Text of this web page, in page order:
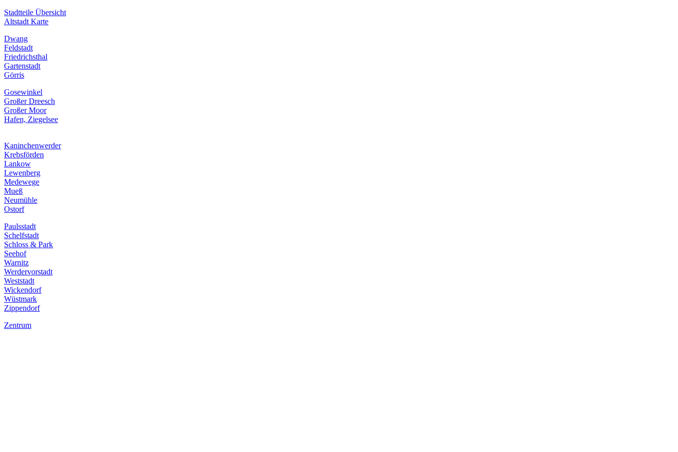
Stadtteile Übersicht
Altstadt Karte
Dwang
Feldstadt
Friedrichsthal
Gartenstadt
Görris
Gosewinkel
Großer Dreesch
Großer Moor
Hafen, Ziegelsee
Kaninchenwerder
Krebsförden
Lankow
Lewenberg
Medewege
Mueß
Neumühle
Ostorf
Paulsstadt
Schelfstadt
Schloss & Park
Seehof
Warnitz
Werdervorstadt
Weststadt
Wickendorf
Wüstmark
Zippendorf
Zentrum